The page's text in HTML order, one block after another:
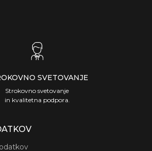
SVETOVANJE
Strokovno svetovanje
in kvalitetna podpora.